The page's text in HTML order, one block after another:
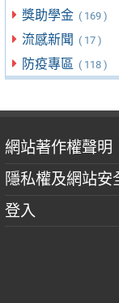
獎助學金 ( 169 )
流感新聞 ( 17 )
防疫專區 ( 118 )
網站著作權聲明
隱私權及網站安
登入